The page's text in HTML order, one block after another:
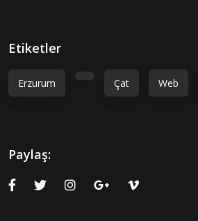
Etiketler
Erzurum Çat Web
Paylaş: